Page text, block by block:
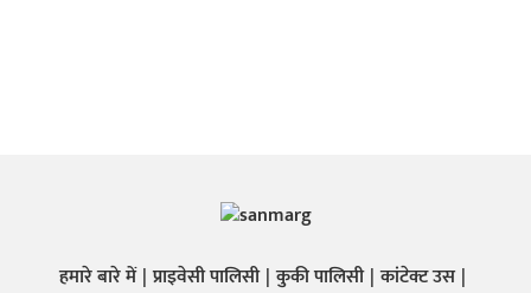
हमारे बारे में प्राइवेसी पालिसी कुकी पालिसी कांटेक्ट उस